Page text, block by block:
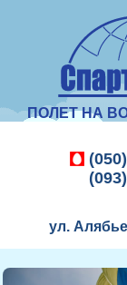
ПОЛЕТ НА
ул.